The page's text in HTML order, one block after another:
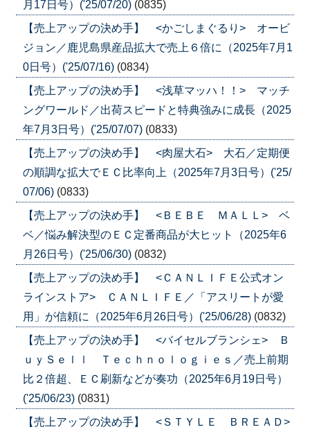
月17日号）('25/07/20) (0835)
【売上アップの決め手】 <かごしまぐるり> オービ
ジョン／鹿児島県産品拡大で売上６倍に（2025年7月1
0日号）('25/07/16) (0834)
【売上アップの決め手】 <浅草マッハ！！> マッチ
ングワールド／出荷スピードと特典強みに成長（2025
年7月3日号）('25/07/07) (0833)
【売上アップの決め手】 <肉屋大石> 大石／定期便
の順調な拡大でＥＣ比率向上（2025年7月3日号）('25/
07/06) (0833)
【売上アップの決め手】 <ＢＥＢＥ ＭＡＬＬ> ベ
ベ／悩み解決型のＥＣ定番商品が大ヒット（2025年6
月26日号）('25/06/30) (0832)
【売上アップの決め手】 <ＣＡＮＬＩＦＥ公式オン
ラインストア> ＣＡＮＬＩＦＥ／「アスリートが愛
用」が信頼に（2025年6月26日号）('25/06/28) (0832)
【売上アップの決め手】 <バイセルブランシェ> Ｂ
ｕｙＳｅｌｌ Ｔｅｃｈｎｏｌｏｇｉｅｓ／売上前期
比２倍超、ＥＣ刷新などが奏功（2025年6月19日号）
('25/06/23) (0831)
【売上アップの決め手】 <ＳＴＹＬＥ ＢＲＥＡＤ>